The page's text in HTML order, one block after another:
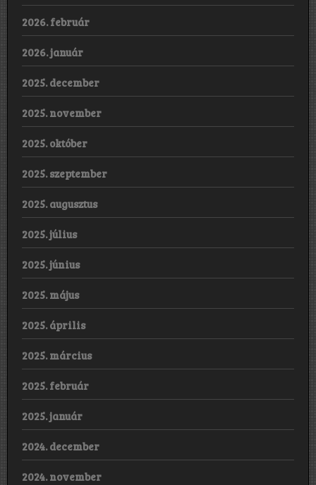
2026. február
2026. január
2025. december
2025. november
2025. október
2025. szeptember
2025. augusztus
2025. július
2025. június
2025. május
2025. április
2025. március
2025. február
2025. január
2024. december
2024. november